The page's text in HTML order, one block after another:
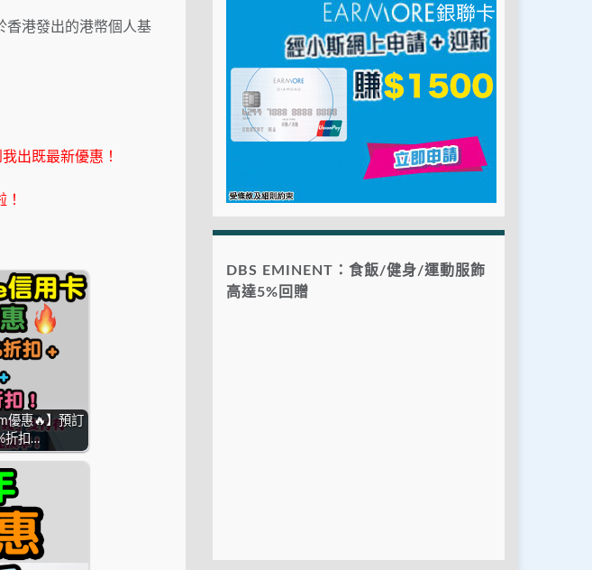
香港發出的港幣個人基
出既最新優惠！
優惠🔥】預訂
折扣…
DBS EMINENT：食飯/健身/運動服飾
高達5%回贈